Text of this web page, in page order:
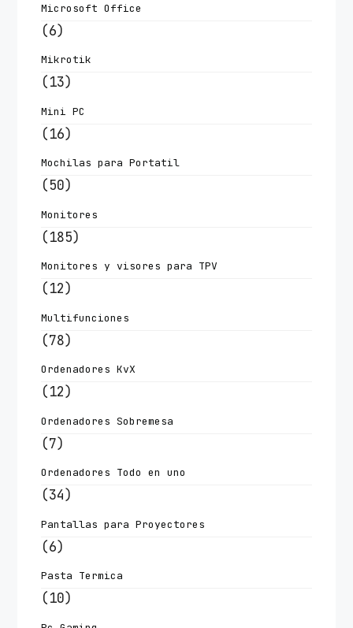
Microsoft Office
(6)
Mikrotik
(13)
Mini PC
(16)
Mochilas para Portatil
(50)
Monitores
(185)
Monitores y visores para TPV
(12)
Multifunciones
(78)
Ordenadores KvX
(12)
Ordenadores Sobremesa
(7)
Ordenadores Todo en uno
(34)
Pantallas para Proyectores
(6)
Pasta Termica
(10)